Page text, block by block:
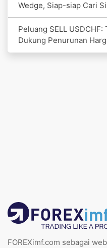
Wedge, Siap-siap Cari
Peluang SELL
Dukung Penurunan
FOREXimf.com sebagai